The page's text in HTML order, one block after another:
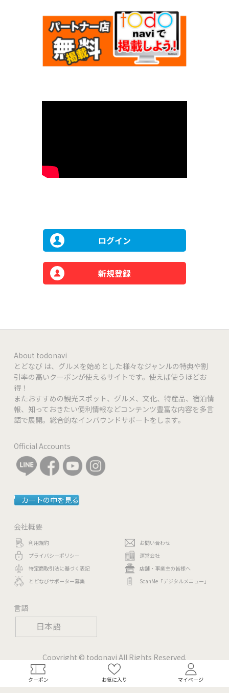
日本語
クーポン お気に入り マイページ
ログイン
新規登録
About todonavi
とどなび は、グルメを始めとした様々なジャンルの特典や割
引率の高いクーポンが使えるサイトです。使えば使うほどお
得！
またおすすめの観光スポット、グルメ、文化、特産品、宿泊情
報、知っておきたい便利情報などコンテンツ豊富な内容を多言
語で展開。総合的なインバウンドサポートをします。
Official Accounts
カートの中を見る
会社概要
利用規約
プライバシーポリシー
特定商取引法に基づく表記
とどなびサポーター募集
お問い合わせ
運営会社
店舗・事業主の皆様へ
ScanMe「デジタルメニュー」
言語
Copyright © todonavi All Rights Reserved.